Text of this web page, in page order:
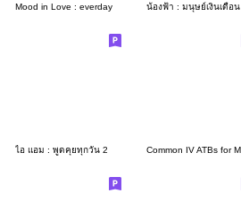
Mood in Love : everday น้องฟ้า : มนุษย์เงินเดือน
ไอ แอม : พูดคุยทุกวัน 2